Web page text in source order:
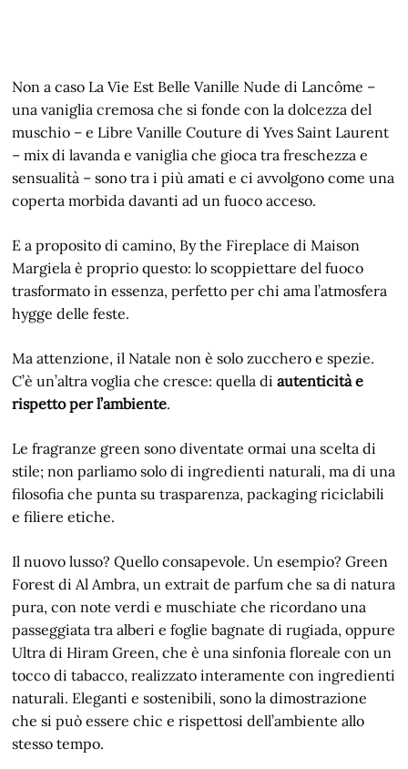
Non a caso La Vie Est Belle Vanille Nude di Lancôme –
una vaniglia cremosa che si fonde con la dolcezza del
muschio – e Libre Vanille Couture di Yves Saint Laurent
– mix di lavanda e vaniglia che gioca tra freschezza e
sensualità – sono tra i più amati e ci avvolgono come una
coperta morbida davanti ad un fuoco acceso.
E a proposito di camino, By the Fireplace di Maison
Margiela è proprio questo: lo scoppiettare del fuoco
trasformato in essenza, perfetto per chi ama l’atmosfera
hygge delle feste.
Ma attenzione, il Natale non è solo zucchero e spezie.
C’è un’altra voglia che cresce: quella diautenticità e
rispetto per l’ambiente.
Le fragranze green sono diventate ormai una scelta di
stile; non parliamo solo di ingredienti naturali, ma di una
filosofia che punta su trasparenza, packaging riciclabili
e filiere etiche.
Il nuovo lusso? Quello consapevole. Un esempio? Green
Forest di Al Ambra, un extrait de parfum che sa di natura
pura, con note verdi e muschiate che ricordano una
passeggiata tra alberi e foglie bagnate di rugiada, oppure
Ultra di Hiram Green, che è una sinfonia floreale con un
tocco di tabacco, realizzato interamente con ingredienti
naturali. Eleganti e sostenibili, sono la dimostrazione
che si può essere chic e rispettosi dell’ambiente allo
stesso tempo.